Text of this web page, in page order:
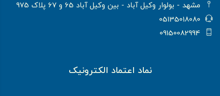
مشهد - بولوار وکیل آباد - بین وکیل آباد 65 و 67 پلاک 975
05135018080
09150082994
نماد اعتماد الکترونیک